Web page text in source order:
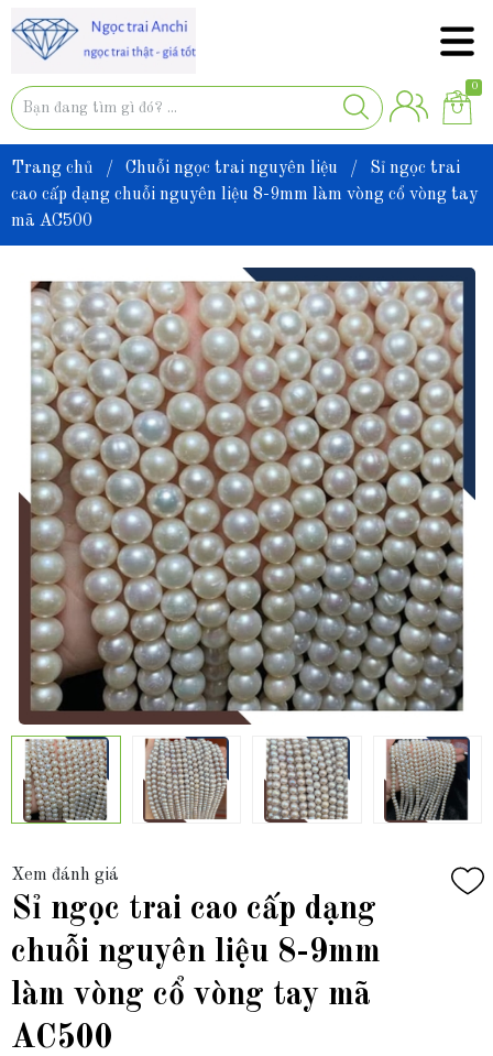
0
Trang chủ / Chuỗi ngọc trai nguyên liệu /
Sỉ ngọc trai
cao cấp dạng chuỗi nguyên liệu 8-9mm làm vòng cổ vòng tay
mã AC500
Xem đánh giá
Sỉ ngọc trai cao cấp dạng
chuỗi nguyên liệu 8-9mm
làm vòng cổ vòng tay mã
AC500